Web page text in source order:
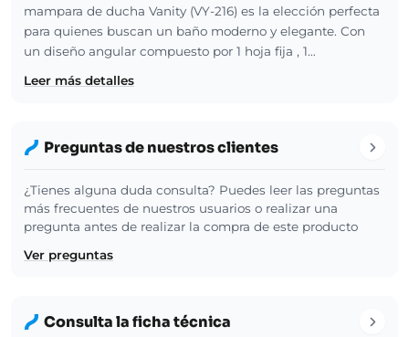
mampara de ducha Vanity (VY-216) es la elección perfecta
para quienes buscan un baño moderno y elegante. Con
un diseño angular compuesto por 1 hoja fija , 1…
Leer más detalles
Preguntas de nuestros clientes
¿Tienes alguna duda consulta? Puedes leer las preguntas
más frecuentes de nuestros usuarios o realizar una
pregunta antes de realizar la compra de este producto
Ver preguntas
Consulta la ficha técnica